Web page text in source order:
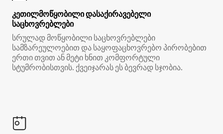
კეთილმოწყობილი დასაქირავებელი
საცხოვრებლები
სრულად მოწყობილი საცხოვრებლები
სამზარეულოებით და საყოფაცხოვრებო პირობებით
ერთი თვით ან მეტი ხნით კომფორტული
სტუმრობისთვის. ქვეიჯარას ეს ბევრად სჯობია.